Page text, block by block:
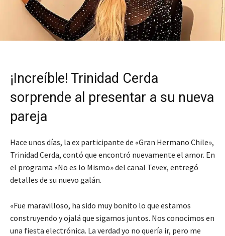
¡Increíble! Trinidad Cerda
sorprende al presentar a su nueva
pareja
Hace unos días, la ex participante de «Gran Hermano Chile»,
Trinidad Cerda, contó que encontró nuevamente el amor. En
el programa «No es lo Mismo» del canal Tevex, entregó
detalles de su nuevo galán.
«Fue maravilloso, ha sido muy bonito lo que estamos
construyendo y ojalá que sigamos juntos. Nos conocimos en
una fiesta electrónica. La verdad yo no quería ir, pero me